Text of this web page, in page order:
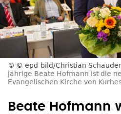
© epd-bild/Christian
jährige Beate Hofmann ist die
Evangelischen Kirche von
Beate Hofmann